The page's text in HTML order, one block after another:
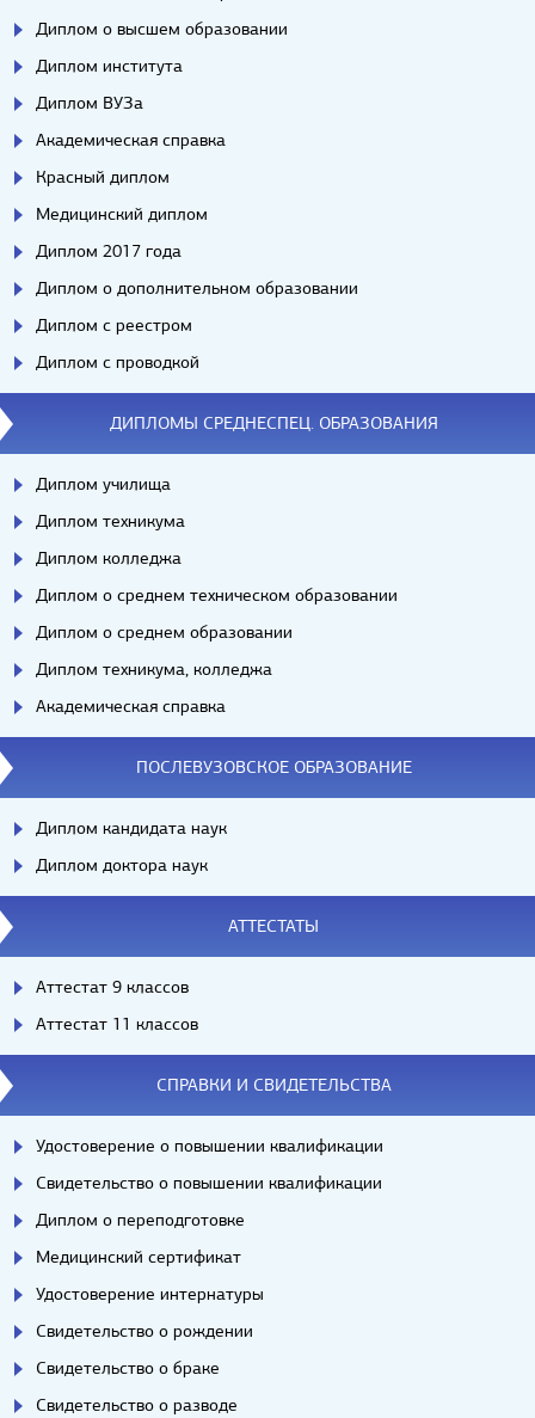
Диплом о высшем образовании
Диплом института
Диплом ВУЗа
Академическая справка
Красный диплом
Медицинский диплом
Диплом 2017 года
Диплом о дополнительном образовании
Диплом с реестром
Диплом с проводкой
ДИПЛОМЫ СРЕДНЕСПЕЦ. ОБРАЗОВАНИЯ
Диплом училища
Диплом техникума
Диплом колледжа
Диплом о среднем техническом образовании
Диплом о среднем образовании
Диплом техникума, колледжа
Академическая справка
ПОСЛЕВУЗОВСКОЕ ОБРАЗОВАНИЕ
Диплом кандидата наук
Диплом доктора наук
АТТЕСТАТЫ
Аттестат 9 классов
Аттестат 11 классов
СПРАВКИ И СВИДЕТЕЛЬСТВА
Удостоверение о повышении квалификации
Свидетельство о повышении квалификации
Диплом о переподготовке
Медицинский сертификат
Удостоверение интернатуры
Свидетельство о рождении
Свидетельство о браке
Свидетельство о разводе